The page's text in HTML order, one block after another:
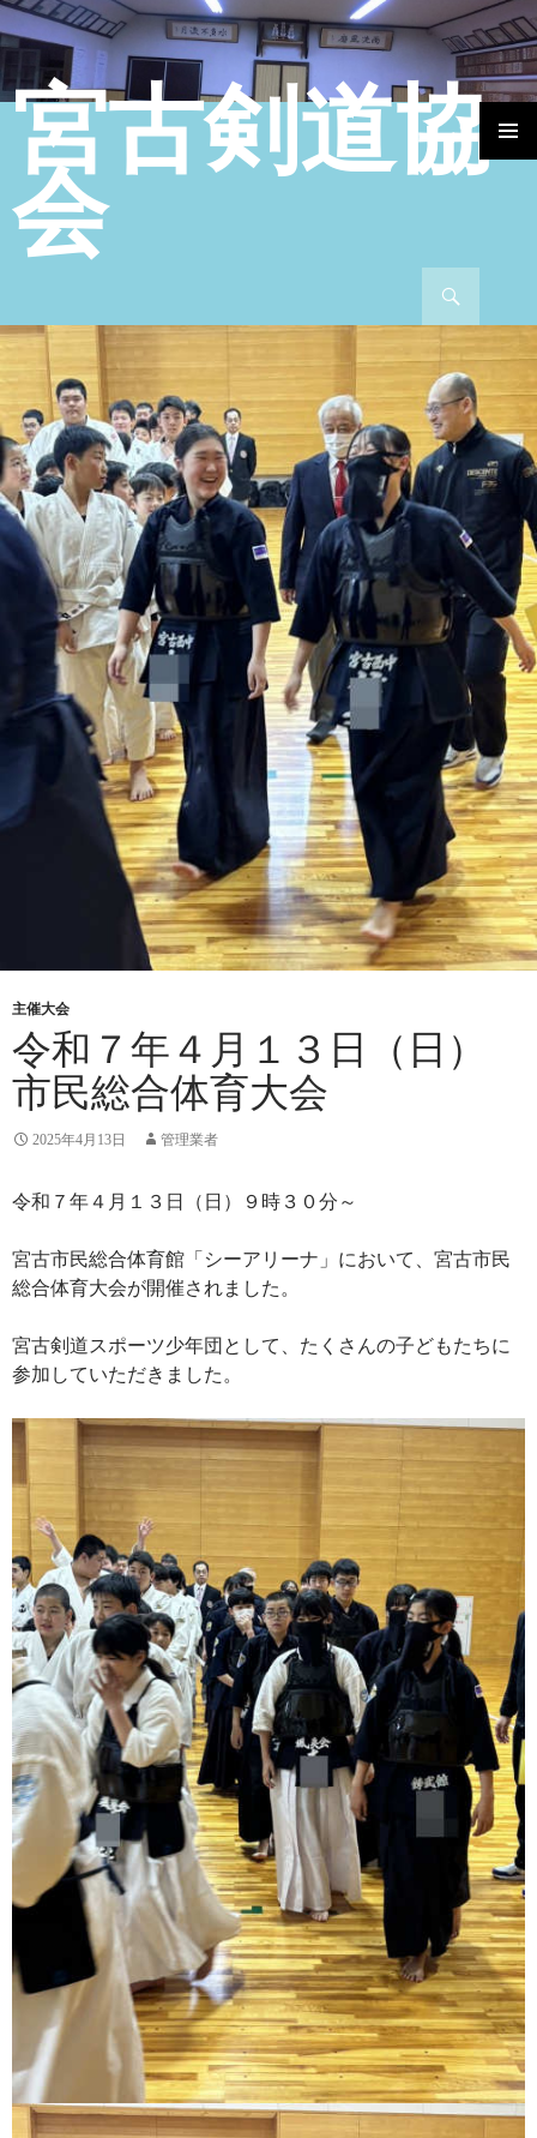
宮古剣道協
会
コンテンツへ移動
主催大会
令和７年４月１３日（日）
市民総合体育大会
2025年4月13日 管理業者
令和７年４月１３日（日）９時３０分～
宮古市民総合体育館「シーアリーナ」において、宮古市民
総合体育大会が開催されました。
宮古剣道スポーツ少年団として、たくさんの子どもたちに
参加していただきました。